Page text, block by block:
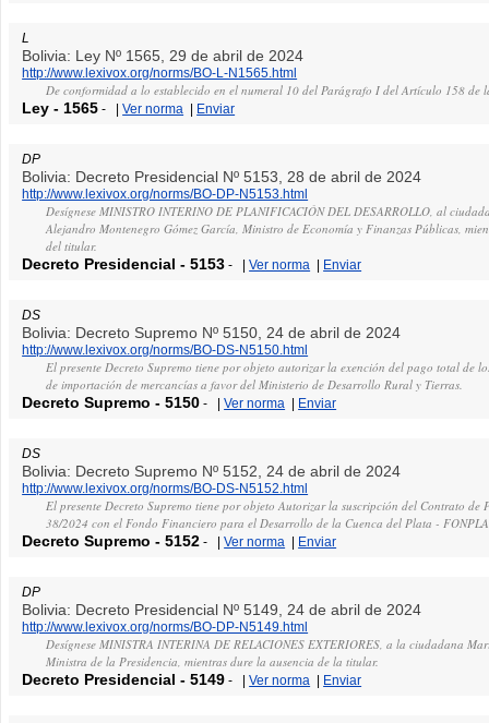
L
Bolivia: Ley Nº 1565, 29 de abril de 2024
http://www.lexivox.org/norms/BO-L-N1565.html
De conformidad a lo establecido en el numeral 10 del Parágrafo I del Artículo 158 de
Ley - 1565 - |Ver norma | Enviar
DP
Bolivia: Decreto Presidencial Nº 5153, 28 de abril de 2024
http://www.lexivox.org/norms/BO-DP-N5153.html
Desígnese MINISTRO INTERINO DE PLANIFICACIÓN DEL DESARROLLO, al
Alejandro Montenegro Gómez García, Ministro de Economía y Finanzas Públicas,
del titular.
Decreto Presidencial -5153 - |Ver norma | Enviar
DS
Bolivia: Decreto Supremo Nº 5150, 24 de abril de 2024
http://www.lexivox.org/norms/BO-DS-N5150.html
El presente Decreto Supremo tiene por objeto autorizar la exención del pago total de
de importación de mercancías a favor del Ministerio de Desarrollo Rural y Tierras.
Decreto Supremo -5150 - |Ver norma | Enviar
DS
Bolivia: Decreto Supremo Nº 5152, 24 de abril de 2024
http://www.lexivox.org/norms/BO-DS-N5152.html
El presente Decreto Supremo tiene por objeto Autorizar la suscripción del Contrato de
38/2024 con el Fondo Financiero para el Desarrollo de la Cuenca del Plata -
Decreto Supremo -5152 - |Ver norma | Enviar
DP
Bolivia: Decreto Presidencial Nº 5149, 24 de abril de 2024
http://www.lexivox.org/norms/BO-DP-N5149.html
Desígnese MINISTRA INTERINA DE RELACIONES EXTERIORES, a la ciudadana
Ministra de la Presidencia, mientras dure la ausencia de la titular.
Decreto Presidencial -5149 - |Ver norma | Enviar